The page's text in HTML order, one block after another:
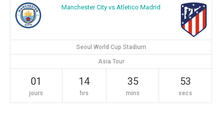
Manchester City vs Atletico Madrid
Seoul World Cup Stadium
Asia Tour
01
jours
14
hrs
35
mins
52
secs